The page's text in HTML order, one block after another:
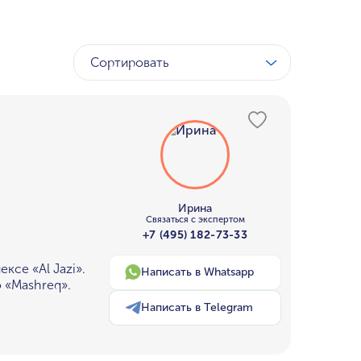
Сортировать
«Al Jazi».
Ирина
Связаться с экспертом
+7 (495) 182-73-33
Написать в Whatsapp
Написать в Telegram